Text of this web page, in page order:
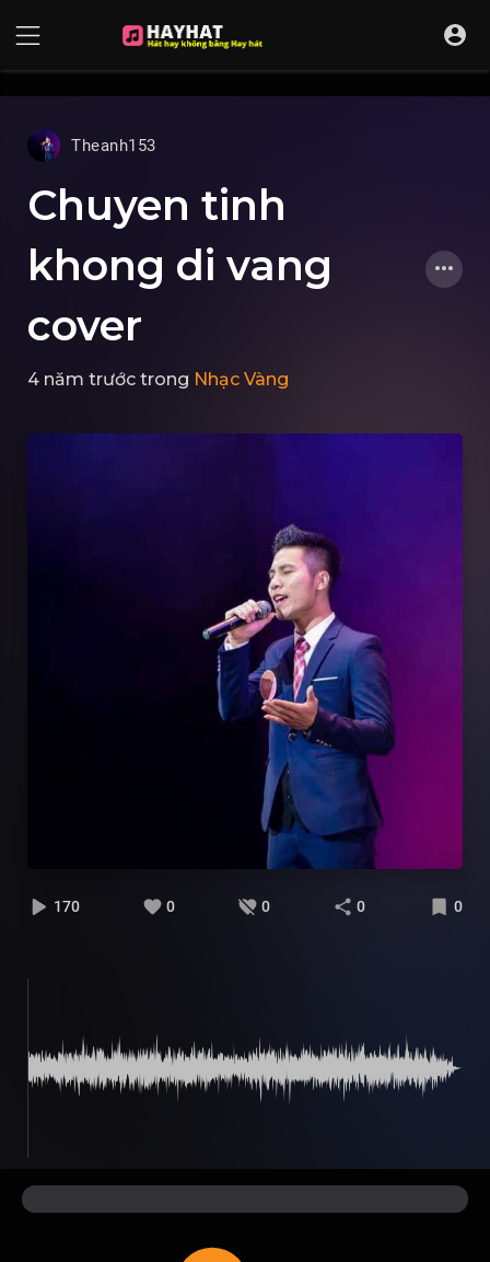
Theanh153
Chuyen tinh
khong di vang
cover
4 năm trước trong Nhạc Vàng
170 0 0 0 0